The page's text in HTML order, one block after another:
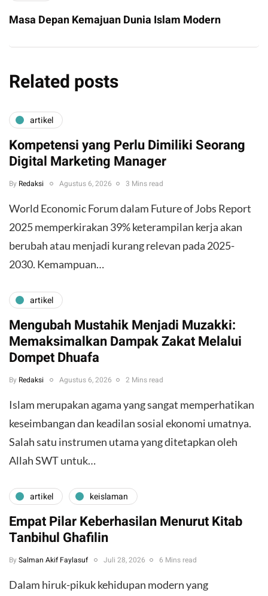
Masa Depan Kemajuan Dunia Islam Modern
Related posts
artikel
Kompetensi yang Perlu Dimiliki Seorang
Digital Marketing Manager
By Redaksi Agustus 6, 2026 3 Mins read
World Economic Forum dalam Future of Jobs Report
2025 memperkirakan 39% keterampilan kerja akan
berubah atau menjadi kurang relevan pada 2025-
2030. Kemampuan…
artikel
Mengubah Mustahik Menjadi Muzakki:
Memaksimalkan Dampak Zakat Melalui
Dompet Dhuafa
By Redaksi Agustus 6, 2026 2 Mins read
Islam merupakan agama yang sangat memperhatikan
keseimbangan dan keadilan sosial ekonomi umatnya.
Salah satu instrumen utama yang ditetapkan oleh
Allah SWT untuk…
artikel keislaman
Empat Pilar Keberhasilan Menurut Kitab
Tanbihul Ghafilin
By Salman Akif Faylasuf Juli 28, 2026 6 Mins read
Dalam hiruk-pikuk kehidupan modern yang